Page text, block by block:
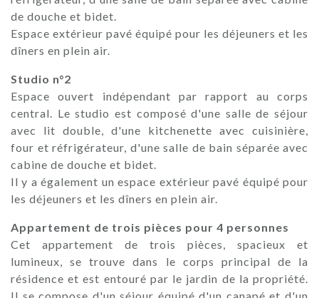
de douche et bidet.
Espace extérieur pavé équipé pour les déjeuners et les
dîners en plein air.
Studio n°2
Espace ouvert indépendant par rapport au corps
central. Le studio est composé d'une salle de séjour
avec lit double, d'une kitchenette avec cuisinière,
four et réfrigérateur, d'une salle de bain séparée avec
cabine de douche et bidet.
Il y a également un espace extérieur pavé équipé pour
les déjeuners et les dîners en plein air.
Appartement de trois pièces pour 4 personnes
Cet appartement de trois pièces, spacieux et
lumineux, se trouve dans le corps principal de la
résidence et est entouré par le jardin de la propriété.